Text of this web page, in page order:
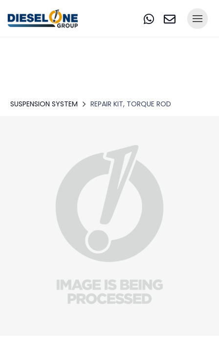
SUSPENSION SYSTEM REPAIR KIT, TORQUE ROD